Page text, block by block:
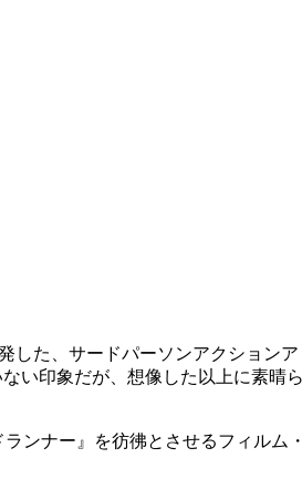
発した、サードパーソンアクション
い印象だが、想像した以上に素